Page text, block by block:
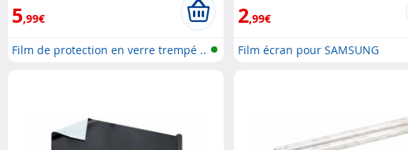
5,99€
Film de protection en verre trempé ..
2,99€
Film écran pour SAMSUNG